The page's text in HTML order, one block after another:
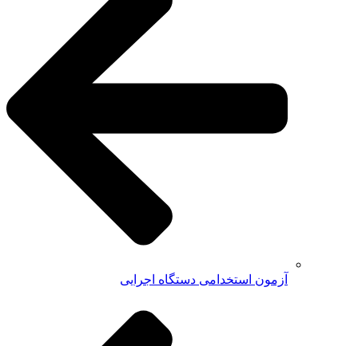
آزمون استخدامی دستگاه اجرایی